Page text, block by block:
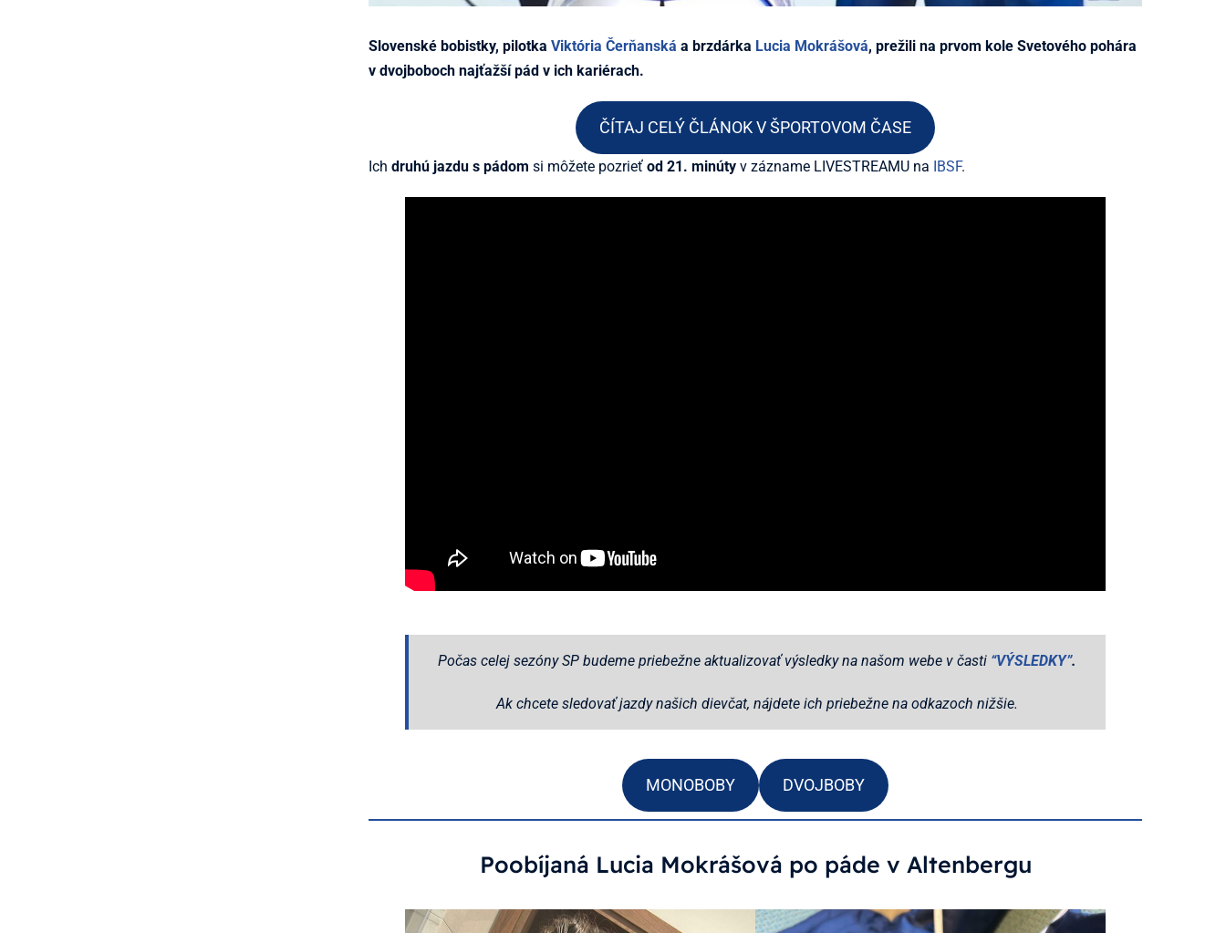
Slovenské bobistky, pilotka Viktória Čerňanská a brzdárka Lucia Mokrášová, prežili na prvom kole Svetového pohára
v dvojboboch najťažší pád v ich kariérach.
ČÍTAJ CELÝ ČLÁNOK V ŠPORTOVOM ČASE
Ich druhú jazdu s pádom si môžete pozrieť od 21. minútyv zázname LIVESTREAMU na IBSF.
Počas celej sezóny SP budeme priebežne aktualizovať výsledky na našom webe v časti “VÝSLEDKY”.
Ak chcete sledovať jazdy našich dievčat, nájdete ich priebežne na odkazoch nižšie.
MONOBOBY DVOJBOBY
Poobíjaná Lucia Mokrášová po páde v Altenbergu